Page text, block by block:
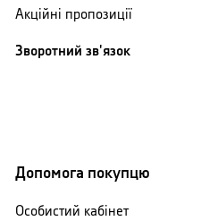
Акційні пропозиції
Зворотний зв'язок
Допомога покупцю
Особистий кабінет